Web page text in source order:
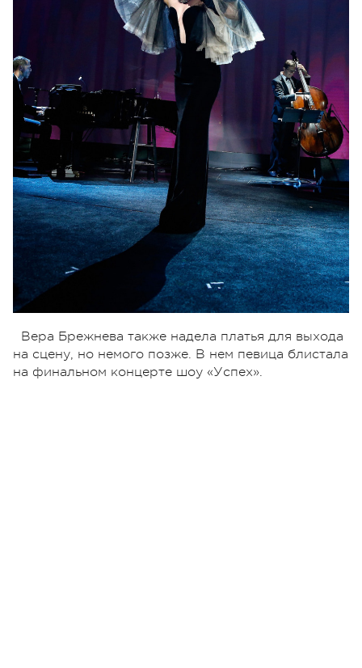
Вера Брежнева также надела платья для выхода
на сцену, но немого позже. В нем певица блистала
на финальном концерте шоу «Успех».